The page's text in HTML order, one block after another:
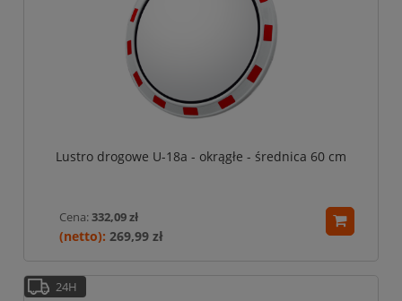
Lustro drogowe U-18a - okrągłe - średnica 60 cm
Cena:332,09 zł
269,99 zł
24H